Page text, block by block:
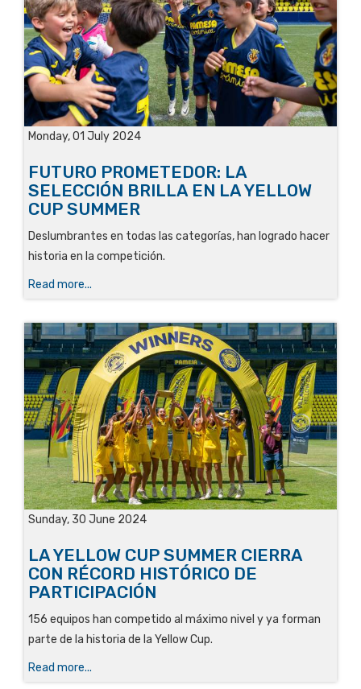
Monday, 01 July 2024
FUTURO PROMETEDOR: LA
SELECCIÓN BRILLA EN LA YELLOW
CUP SUMMER
Deslumbrantes en todas las categorías, han logrado hacer
historia en la competición.
Read more...
Sunday, 30 June 2024
LA YELLOW CUP SUMMER CIERRA
CON RÉCORD HISTÓRICO DE
PARTICIPACIÓN
156 equipos han competido al máximo nivel y ya forman
parte de la historia de la Yellow Cup.
Read more...